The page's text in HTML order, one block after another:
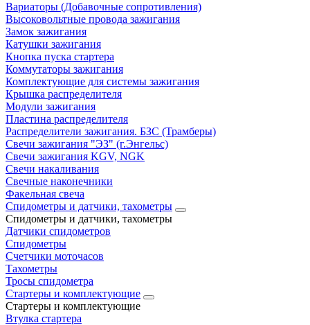
Вариаторы (Добавочные сопротивления)
Высоковольтные провода зажигания
Замок зажигания
Катушки зажигания
Кнопка пуска стартера
Коммутаторы зажигания
Комплектующие для системы зажигания
Крышка распределителя
Модули зажигания
Пластина распределителя
Распределители зажигания. БЗС (Трамберы)
Свечи зажигания "ЭЗ" (г.Энгельс)
Свечи зажигания KGV, NGK
Свечи накаливания
Свечные наконечники
Факельная свеча
Спидометры и датчики, тахометры
Спидометры и датчики, тахометры
Датчики спидометров
Спидометры
Счетчики моточасов
Тахометры
Тросы спидометра
Стартеры и комплектующие
Стартеры и комплектующие
Втулка стартера